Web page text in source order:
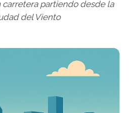
carretera partiendo desde la
del Viento